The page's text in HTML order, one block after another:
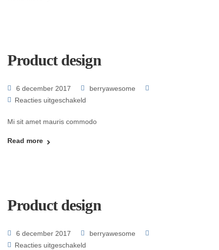
Product design
6 december 2017
berryawesome
Reacties uitgeschakeld
Mi sit amet mauris commodo
Read more
Product design
6 december 2017
berryawesome
Reacties uitgeschakeld